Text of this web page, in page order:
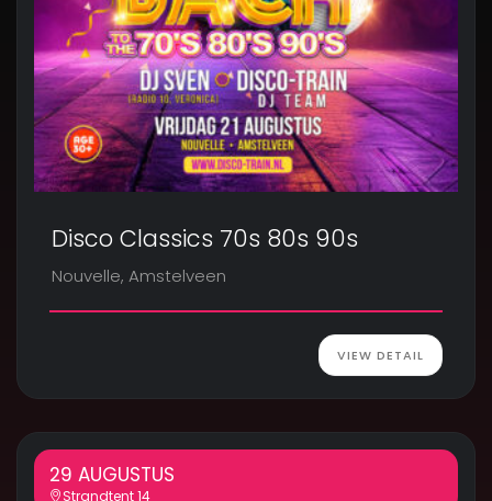
Disco Classics 70s 80s 90s
Nouvelle, Amstelveen
VIEW DETAIL
29 AUGUSTUS
Strandtent 14